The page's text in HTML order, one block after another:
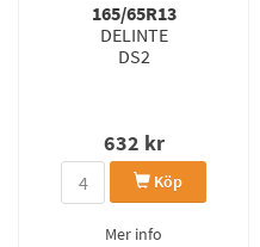
165/65R13
DELINTE
DS2
632 kr
Köp
Mer info